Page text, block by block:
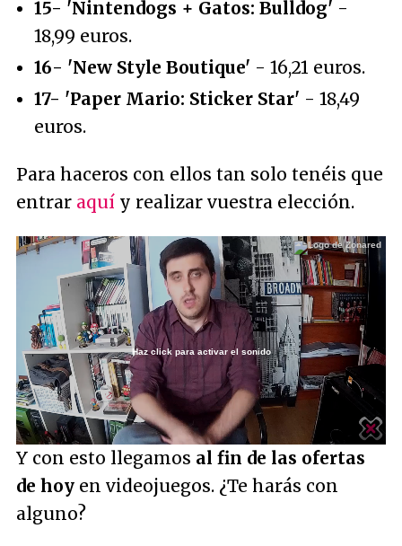
15- 'Nintendogs + Gatos: Bulldog' -
18,99 euros.
16- 'New Style Boutique' - 16,21 euros.
17- 'Paper Mario: Sticker Star' - 18,49
euros.
Para haceros con ellos tan solo tenéis que
entrar aquí y realizar vuestra elección.
Unmute
Loaded:
3.38%
Haz click para activar el sonido
Y con esto llegamos al fin de las ofertas
de hoy en videojuegos. ¿Te harás con
alguno?